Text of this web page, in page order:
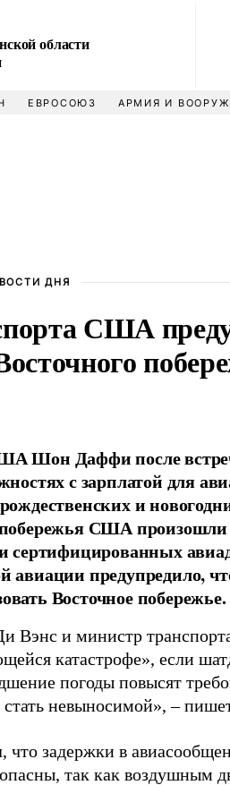
области
ЕВРОСОЮЗ АРМИЯ И
ДНЯ
США
Шон Даффи после
с зарплатой для
и
побережья США
сертифицированных
авиации предупредило,
Восточное побережье.
Вэнс и министр
катастрофе», если
погоды повысят
невыносимой», –
задержки в
так как воздушным